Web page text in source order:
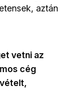
aztán
vetni az
cég